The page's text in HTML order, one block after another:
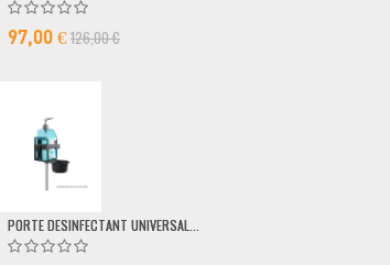
97,00 €126,00 €
PORTE DESINFECTANT UNIVERSAL...